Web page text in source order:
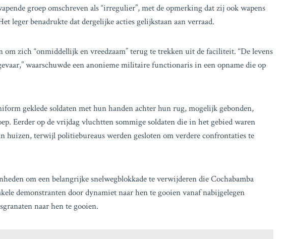
groep omschreven als “irregulier”, met de opmerking dat zij ook wapens
leger benadrukte dat dergelijke acties gelijkstaan aan verraad.
zich “onmiddellijk en vreedzaam” terug te trekken uit de faciliteit. “De levens
waarschuwde een anonieme militaire functionaris in een opname die op
geklede soldaten met hun handen achter hun rug, mogelijk gebonden,
Eerder op de vrijdag vluchtten sommige soldaten die in het gebied waren
huizen, terwijl politiebureaus werden gesloten om verdere confrontaties te
om een belangrijke snelwegblokkade te verwijderen die Cochabamba
demonstranten door dynamiet naar hen te gooien vanaf nabijgelegen
naar hen te gooien.